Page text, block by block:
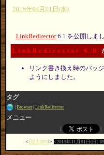
2015年04月01日(水)
LinkRedirector6.1 を公開しまし
LinkRedirector 6.0
リンク書き換え時のバッ
ようにしました。
タグ
Browser LinkRedirector
メニュー
日記:3374 2015年11月01日(日)